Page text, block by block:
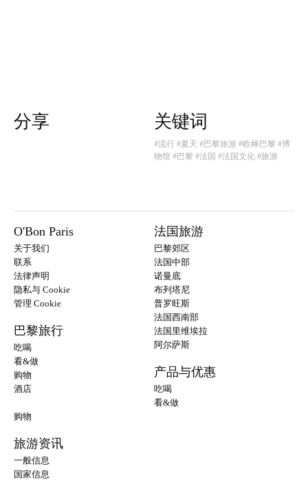
分享 关键词
#流行 #夏天 #巴黎旅游 #欧棒巴黎 #博
物馆 #巴黎 #法国 #法国文化 #旅游
O'Bon Paris
关于我们
联系
法律声明
隐私与 Cookie
管理 Cookie
巴黎旅行
吃喝
看&做
购物
酒店
法国旅游
巴黎郊区
法国中部
诺曼底
布列塔尼
普罗旺斯
法国西南部
法国里维埃拉
阿尔萨斯
产品与优惠
吃喝
看&做
购物
旅游资讯
一般信息
国家信息